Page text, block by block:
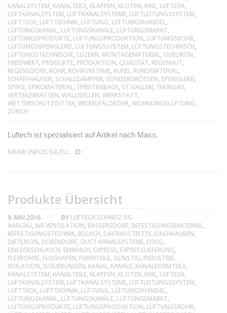
KANALSYSTEM, KANALTEILE, KLAPPEN, KLOTEN, KWL, LUFTECH,
LUFTKANALSYSTEM, LUFTKANALSYSTEME, LUFTLEITUNGSSYSTEM,
LUFTTECH, LUFTTECHNIK, LÜFTUNG, LÜFTUNGSHANDEL,
LÜFTUNGSKANAL, LÜFTUNGSKANÄLE, LÜFTUNGSMARKT,
LÜFTUNGSPRODUKTE, LÜFTUNGSPRODUKTION, LÜFTUNGSROHR,
LÜFTUNGSSPENGLEREI, LÜFTUNGSSYSTEM, LÜFTUNGSTECHNISCH,
LÜFTUNGSTECHNISCHE, LUZERN, MONTAGEMATERIAL, OERLIKON,
PREISWERT, PRODUKTE, PRODUKTION, QUALITÄT, REGENHUT,
REGENSDORF, ROHR, ROHRSYSTEME, RUND, RUNDMATERIAL,
SCHAFFHAUSEN, SCHALLDÄMPFER, SONDERGRÖSSEN, SPENGLEREI,
SPIRO, SPIROMATERIAL, SPREITENBACH, ST.GALLEN, THURGAU,
VERTEILERKASTEN, WALLISELLEN, WERKSTATT,
WETTERSCHUTZGITTER, WICKELFALZROHR, WOHNUNGSLÜFTUNG,
ZÜRICH
Luftech ist spezialisiert auf Artikel nach Mass.
MEHR INFOS DAZU...
Produkte Übersicht
9. MAI 2016 BY LUFTECH SCHWEIZ AG
AARGAU, AIR VENTILATION, BASSERSDORF, BEFESTIGUNGSMATERIAL,
BEFESTIGUNGSTECHNIK, BÜLACH, DACHAUSTRITTE, DACHHAUBEN,
DIETLIKON, DÜBENDORF, DUCT KANALSYSTEME, ECKIG,
EINLEGESCHLAUCH, EMBRACH, EXPRESS, EXPRESSLIEFERUNG,
FLEXROHRE, FLUGHAFEN, FORMTEILE, GÜNSTIG, INDUSTRIE,
ISOLATION, ISOLIERUNGEN, KANAL, KANÄLE, KANALFORMTEILE,
KANALSYSTEM, KANALTEILE, KLAPPEN, KLOTEN, KWL, LUFTECH,
LUFTKANALSYSTEM, LUFTKANALSYSTEME, LUFTLEITUNGSSYSTEM,
LUFTTECH, LUFTTECHNIK, LÜFTUNG, LÜFTUNGSHANDEL,
LÜFTUNGSKANAL, LÜFTUNGSKANÄLE, LÜFTUNGSMARKT,
LÜFTUNGSPRODUKTE, LÜFTUNGSPRODUKTION, LÜFTUNGSROHR,